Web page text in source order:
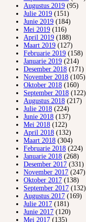
Augustus 2019 (95)
Julie 2019 (151)
Junie 2019 (184)
Mei 2019 (116)
April 2019 (188)
Maart 2019 (127)
Februarie 2019 (158)
Januarie 2019 (214)
Desember 2018 (171)
November 2018 (105)
Oktober 2018 (160)
September 2018 (122)
Augustus 2018 (217)
Julie 2018 (224)
Junie 2018 (137)
Mei 2018 (122)
April 2018 (132)
Maart 2018 (304)
Februarie 2018 (224)
Januarie 2018 (268)
Desember 2017 (331)
November 2017 (247)
Oktober 2017 (138)
September 2017 (132)
Augustus 2017 (169)
Julie 2017 (181)
Junie 2017 (120)
Mei 2017 (135)